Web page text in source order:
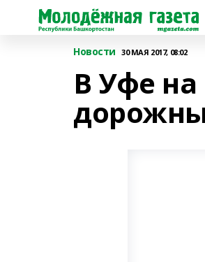
Новости 30 МАЯ 2017, 08:02
В Уфе на